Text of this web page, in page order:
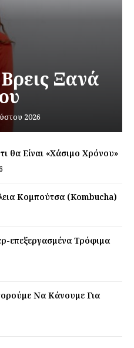
τώρα!
Ξανά
2026
θα Είναι «Χάσιμο Χρόνου»
Κομπούτσα (Kombucha)
επεξεργασμένα Τρόφιμα
Να Κάνουμε Για